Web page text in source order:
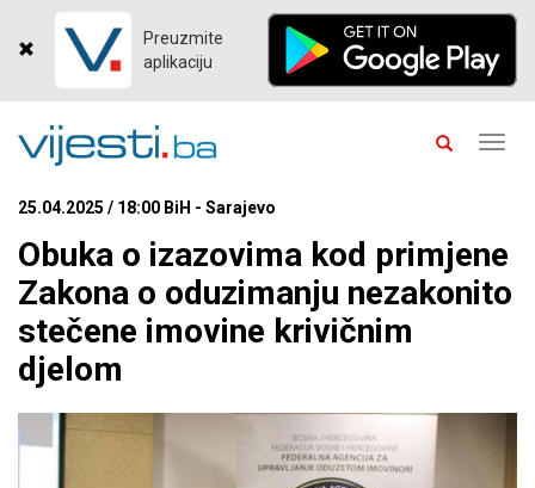
Preuzmite
aplikaciju
25.04.2025 / 18:00 BiH - Sarajevo
Obuka o izazovima kod primjene
Zakona o oduzimanju nezakonito
stečene imovine krivičnim
djelom